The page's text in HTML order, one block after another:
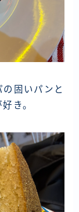
固いパンと
き。